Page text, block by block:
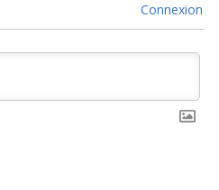
Connexion